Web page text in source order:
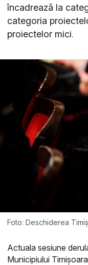
încadrează la
categoria
proiectelor mici.
Foto: Deschiderea
Actuala sesiune
Municipiului